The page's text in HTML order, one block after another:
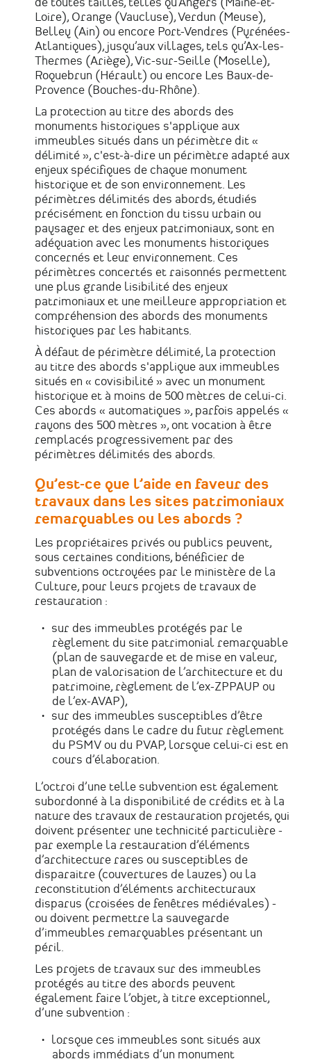
de toutes tailles, telles qu’Angers (Maine-et-
Loire), Orange (Vaucluse), Verdun (Meuse),
Belley (Ain) ou encore Port-Vendres (Pyrénées-
Atlantiques), jusqu’aux villages, tels qu’Ax-les-
Thermes (Ariège), Vic-sur-Seille (Moselle),
Roquebrun (Hérault) ou encore Les Baux-de-
Provence (Bouches-du-Rhône).
La protection au titre des abords des
monuments historiques s'applique aux
immeubles situés dans un périmètre dit «
délimité », c'est-à-dire un périmètre adapté aux
enjeux spécifiques de chaque monument
historique et de son environnement. Les
périmètres délimités des abords, étudiés
précisément en fonction du tissu urbain ou
paysager et des enjeux patrimoniaux, sont en
adéquation avec les monuments historiques
concernés et leur environnement. Ces
périmètres concertés et raisonnés permettent
une plus grande lisibilité des enjeux
patrimoniaux et une meilleure appropriation et
compréhension des abords des monuments
historiques par les habitants.
À défaut de périmètre délimité, la protection
au titre des abords s'applique aux immeubles
situés en « covisibilité » avec un monument
historique et à moins de 500 mètres de celui-ci.
Ces abords « automatiques », parfois appelés «
rayons des 500 mètres », ont vocation à être
remplacés progressivement par des
périmètres délimités des abords.
Qu’est-ce que l’aide en faveur des
travaux dans les sites patrimoniaux
remarquables ou les abords ?
Les propriétaires privés ou publics peuvent,
sous certaines conditions, bénéficier de
subventions octroyées par le ministère de la
Culture, pour leurs projets de travaux de
restauration :
sur des immeubles protégés par le
règlement du site patrimonial remarquable
(plan de sauvegarde et de mise en valeur,
plan de valorisation de l’architecture et du
patrimoine, règlement de l’ex-ZPPAUP ou
de l’ex-AVAP),
sur des immeubles susceptibles d’être
protégés dans le cadre du futur règlement
du PSMV ou du PVAP, lorsque celui-ci est en
cours d’élaboration.
L’octroi d’une telle subvention est également
subordonné à la disponibilité de crédits et à la
nature des travaux de restauration projetés, qui
doivent présenter une technicité particulière -
par exemple la restauration d’éléments
d’architecture rares ou susceptibles de
disparaitre (couvertures de lauzes) ou la
reconstitution d’éléments architecturaux
disparus (croisées de fenêtres médiévales) -
ou doivent permettre la sauvegarde
d’immeubles remarquables présentant un
péril.
Les projets de travaux sur des immeubles
protégés au titre des abords peuvent
également faire l’objet, à titre exceptionnel,
d’une subvention :
lorsque ces immeubles sont situés aux
abords immédiats d’un monument